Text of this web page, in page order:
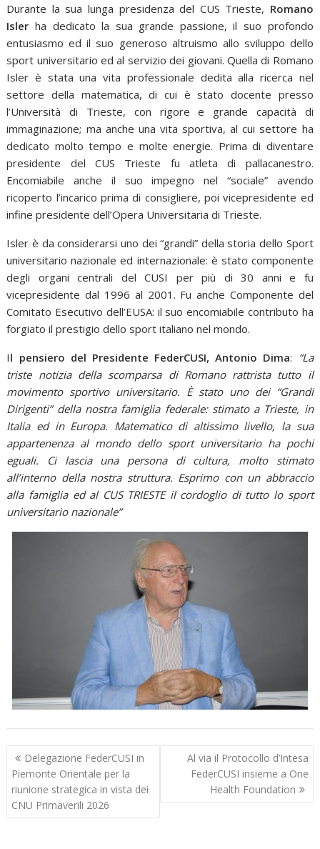
Durante la sua lunga presidenza del CUS Trieste, Romano
Isler ha dedicato la sua grande passione, il suo profondo
entusiasmo ed il suo generoso altruismo allo sviluppo dello
sport universitario ed al servizio dei giovani. Quella di Romano
Isler è stata una vita professionale dedita alla ricerca nel
settore della matematica, di cui è stato docente presso
l’Università di Trieste, con rigore e grande capacità di
immaginazione; ma anche una vita sportiva, al cui settore ha
dedicato molto tempo e molte energie. Prima di diventare
presidente del CUS Trieste fu atleta di pallacanestro.
Encomiabile anche il suo impegno nel “sociale” avendo
ricoperto l’incarico prima di consigliere, poi vicepresidente ed
infine presidente dell’Opera Universitaria di Trieste.
Isler è da considerarsi uno dei “grandi” della storia dello Sport
universitario nazionale ed internazionale: è stato componente
degli organi centrali del CUSI per più di 30 anni e fu
vicepresidente dal 1996 al 2001. Fu anche Componente del
Comitato Esecutivo dell’EUSA: il suo encomiabile contributo ha
forgiato il prestigio dello sport italiano nel mondo.
Il pensiero del Presidente FederCUSI, Antonio Dima: “La
triste notizia della scomparsa di Romano rattrista tutto il
movimento sportivo universitario. È stato uno dei “Grandi
Dirigenti” della nostra famiglia federale: stimato a Trieste, in
Italia ed in Europa. Matematico di altissimo livello, la sua
appartenenza al mondo dello sport universitario ha pochi
eguali. Ci lascia una persona di cultura, molto stimato
all’interno della nostra struttura. Esprimo con un abbraccio
alla famiglia ed al CUS TRIESTE il cordoglio di tutto lo sport
universitario nazionale”
Navigazione
articoli
Delegazione FederCUSI in
Piemonte Orientale per la
riunione strategica in vista dei
CNU Primaverili 2026
Al via il Protocollo d’Intesa
FederCUSI insieme a One
Health Foundation